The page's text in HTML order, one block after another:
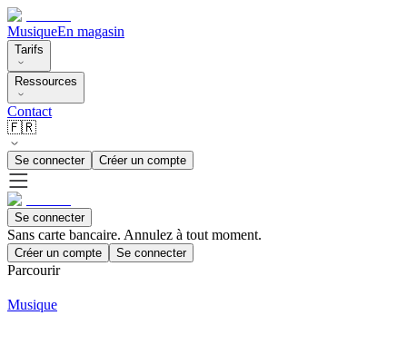
MusiqueEn magasin
Tarifs
Ressources
Contact
🇫🇷
Se connecter Créer un compte
Se connecter
Sans carte bancaire. Annulez à tout moment.
Créer un compte Se connecter
Parcourir
Musique